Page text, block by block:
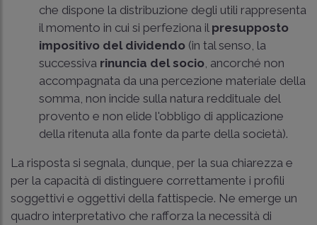
che dispone la distribuzione degli utili rappresenta
il momento in cui si perfeziona il presupposto
impositivo del dividendo (in tal senso, la
successiva rinuncia del socio , ancorché non
accompagnata da una percezione materiale della
somma, non incide sulla natura reddituale del
provento e non elide l'obbligo di applicazione
della ritenuta alla fonte da parte della società).
La risposta si segnala, dunque, per la sua chiarezza e
per la capacità di distinguere correttamente i profili
soggettivi e oggettivi della fattispecie. Ne emerge un
quadro interpretativo che rafforza la necessità di